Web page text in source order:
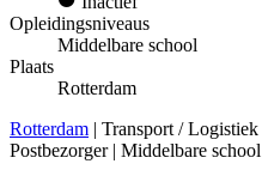
Opleidingsniveaus
Middelbare school
Plaats
Rotterdam
Rotterdam | Transport /
Postbezorger | Middelbare school